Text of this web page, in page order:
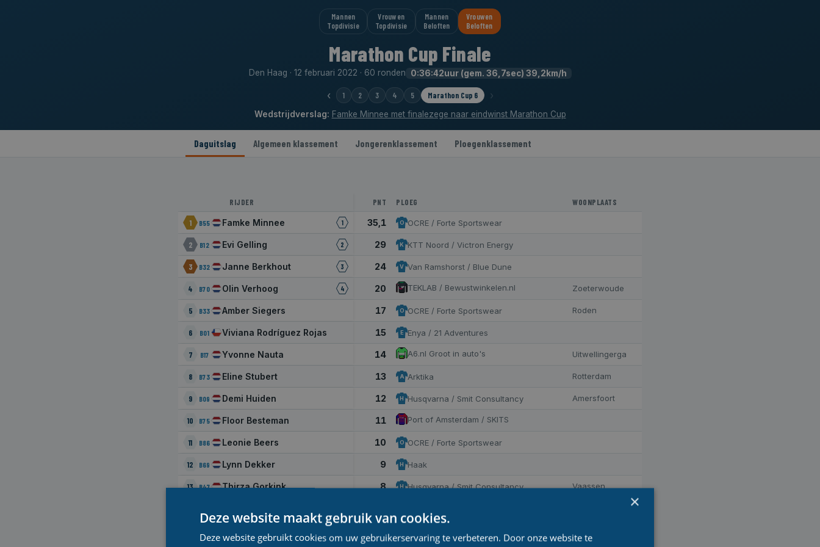
Mannen
Topdivisie
Vrouwen
Topdivisie
Mannen
Beloften
Vrouwen
Beloften
Marathon Cup Finale
Den Haag · 12 februari 2022 · 60 ronden 0:36:42uur (gem. 36,7sec) 39,2km/h
‹ 1 2 3 4 5 Marathon Cup 6 ›
Wedstrijdverslag: Famke Minnee met finalezege naar eindwinst Marathon Cup
Daguitslag Algemeen klassement Jongerenklassement Ploegenklassement
RIJDER PNT PLOEG WOONPLAATS
1 B55 Famke Minnee 1 35,1 O OCRE / Forte Sportswear
2 B12 Evi Gelling 2 29 K KTT Noord / Victron Energy
3 B32 Janne Berkhout 3 24 V Van Ramshorst / Blue Dune
4 B70 Olin Verhoog 4 20 TEKLAB / Bewustwinkelen.nl Zoeterwoude
5 B33 Amber Siegers 17 O OCRE / Forte Sportswear Roden
6 B01 Viviana Rodríguez Rojas 15 E Enya / 21 Adventures
7 B17 Yvonne Nauta 14 A6.nl Groot in auto's Uitwellingerga
8 B73 Eline Stubert 13 A Arktika Rotterdam
9 B09 Demi Huiden 12 H Husqvarna / Smit Consultancy Amersfoort
10 B75 Floor Besteman 11 Port of Amsterdam / SKITS
11 B86 Leonie Beers 10 O OCRE / Forte Sportswear
12 B69 Lynn Dekker 9 H Haak
13 B47 Thirza Gorkink 8 H Husqvarna / Smit Consultancy Vaassen
×
Deze website maakt gebruik van cookies.
Deze website gebruikt cookies om uw gebruikerservaring te verbeteren. Door onze website te